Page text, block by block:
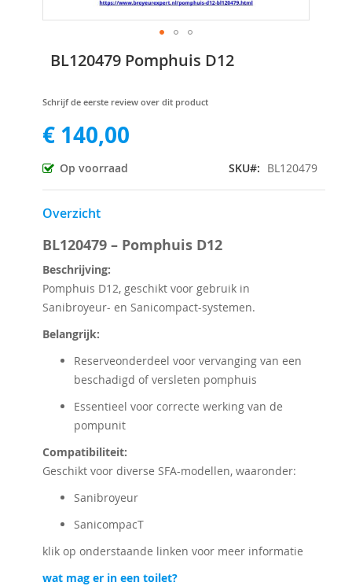
BL120479 Pomphuis D12
Schrijf de eerste review over dit product
€ 140,00
Op voorraad SKU BL120479
Overzicht
BL120479 – Pomphuis D12
Beschrijving:
Pomphuis D12, geschikt voor gebruik in
Sanibroyeur- en Sanicompact-systemen.
Belangrijk:
Reserveonderdeel voor vervanging van een
beschadigd of versleten pomphuis
Essentieel voor correcte werking van de
pompunit
Compatibiliteit:
Geschikt voor diverse SFA-modellen, waaronder:
Sanibroyeur
SanicompacT
klik op onderstaande linken voor meer informatie
wat mag er in een toilet?
naar
begin
de
afbeeldingen-
gallerij